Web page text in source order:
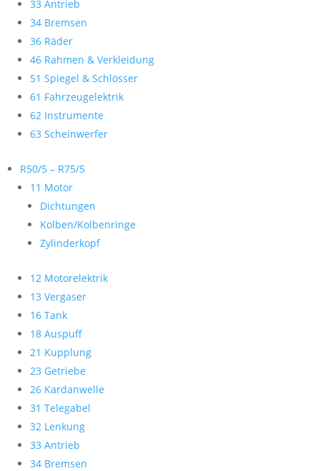
33 Antrieb
34 Bremsen
36 Räder
46 Rahmen & Verkleidung
51 Spiegel & Schlösser
61 Fahrzeugelektrik
62 Instrumente
63 Scheinwerfer
R50/5 – R75/5
11 Motor
Dichtungen
Kolben/Kolbenringe
Zylinderkopf
12 Motorelektrik
13 Vergaser
16 Tank
18 Auspuff
21 Kupplung
23 Getriebe
26 Kardanwelle
31 Telegabel
32 Lenkung
33 Antrieb
34 Bremsen